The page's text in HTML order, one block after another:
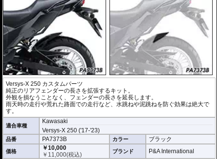
Versys-X 250 カスタムパーツ
純正のリアフェンダーの長さを拡張するキット。
外観を損なうことなく、フェンダーの長さを延長します。
雨天時の走行や荒れた路面での走行など、水跳ねや泥跳ねを防ぐ効果は絶大で
す。
適合車種
Kawasaki
Versys-X 250 ('17-'23)
品番 PA7373B カラー ブラック
価格
￥10,000
￥ 11,000(税込) ブランド P&A International